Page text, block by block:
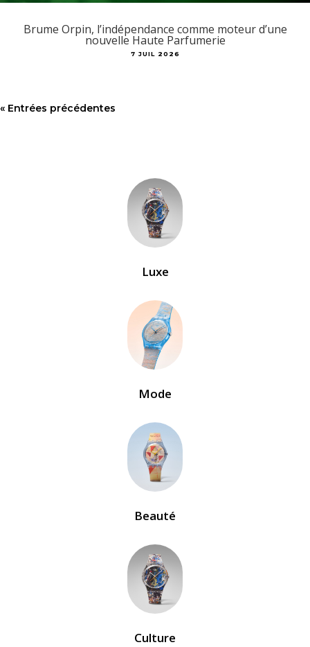
Brume Orpin, l’indépendance comme moteur d’une
nouvelle Haute Parfumerie
7 JUIL 2026
« Entrées précédentes
Luxe
Mode
Beauté
Culture